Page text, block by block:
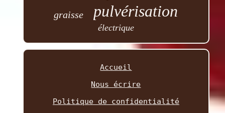
graisse pulvérisation
électrique
Accueil
Nous écrire
Politique de confidentialité